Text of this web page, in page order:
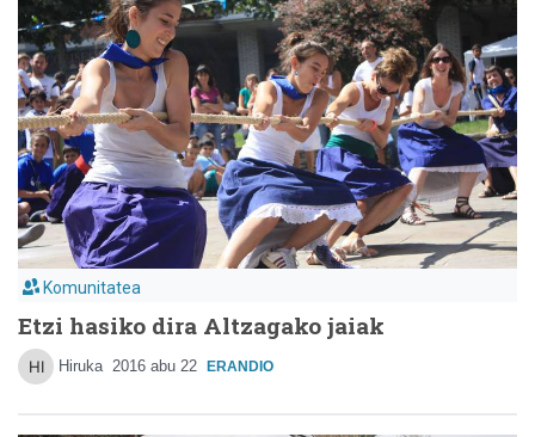
Komunitatea
Etzi hasiko dira Altzagako jaiak
Hiruka 2016 abu 22 ERANDIO